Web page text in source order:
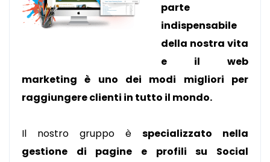
parte
indispensabile
della nostra vita
e il web
marketing è uno dei modi migliori per
raggiungere clienti in tutto il mondo.
Il nostro gruppo è specializzato nella
gestione di pagine e profili su Social